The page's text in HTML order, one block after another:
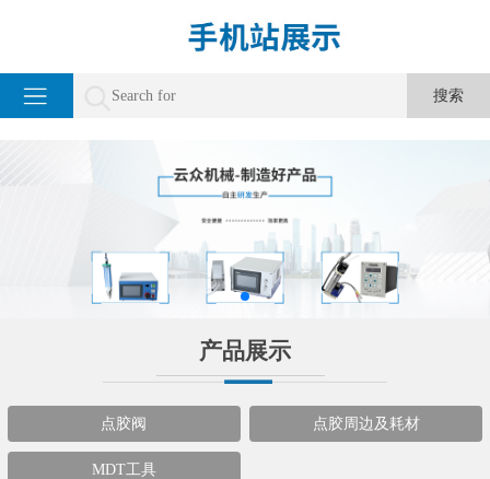
产品展示
点胶阀 点胶周边及耗材
MDT工具